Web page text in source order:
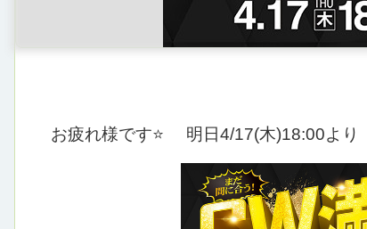
お疲れ様です⭐ 明日4/17(木)18:00より